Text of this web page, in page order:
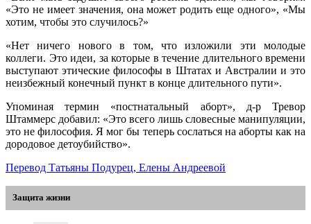
«Это не имеет значения, она может родить еще одного», «Мы
хотим, чтобы это случилось?»
«Нет ничего нового в том, что изложили эти молодые
коллеги. Это идеи, за которые в течение длительного времени
выступают этические философы в Штатах и Австралии и это
неизбежный конечный пункт в конце длительного пути».
Упоминая термин «постнатальный аборт», д-р Тревор
Штаммерс добавил: «Это всего лишь словесные манипуляции,
это не философия. Я мог бы теперь сослаться на аборты как на
дородовое детоубийство».
Перевод Татьяны Подурец, Елены Андреевой
Защита жизни